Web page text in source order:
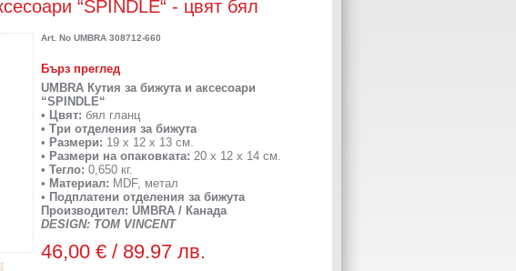
“SPINDLE“ - цвят бял
Art. No UMBRA 308712-660
Бърз преглед
UMBRA Кутия за бижута и аксесоари
“SPINDLE“
• Цвят: бял гланц
• Три отделения за бижута
• Размери: 19 х 12 x 13 см.
• Размери на опаковката: 20 x 12 x 14 см.
• Тегло: 0,650 кг.
• Материал: MDF, метал
• Подплатени отделения за бижута
Производител: UMBRA / Канада
DESIGN: TOM VINCENT
46,00 € / 89.97 лв.